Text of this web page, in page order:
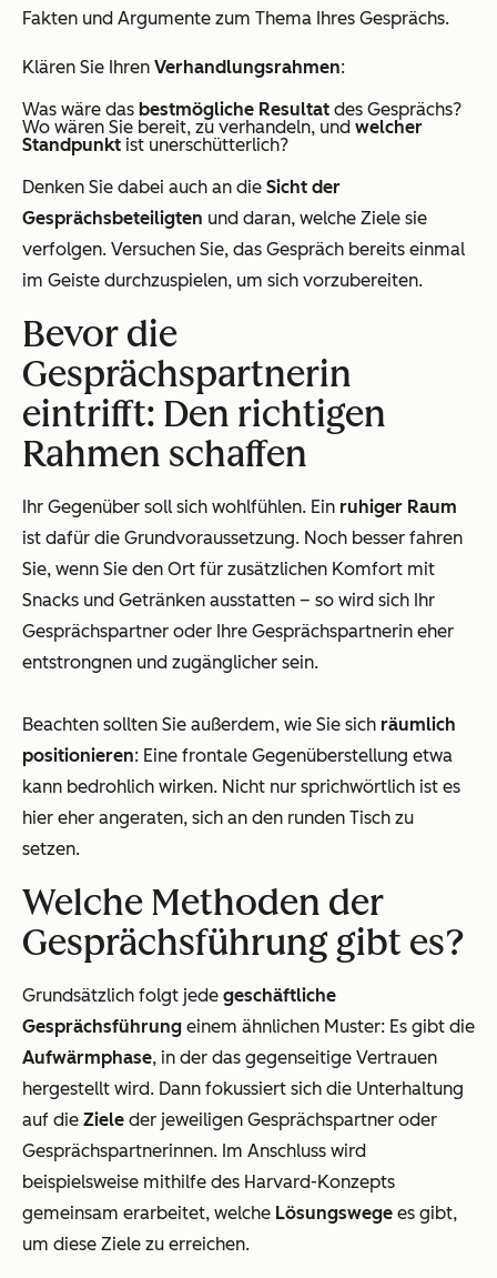
Fakten und Argumente zum Thema Ihres Gesprächs.
Klären Sie Ihren Verhandlungsrahmen:
Was wäre das bestmögliche Resultat des Gesprächs?
Wo wären Sie bereit, zu verhandeln, und welcher
Standpunkt ist unerschütterlich?
Denken Sie dabei auch an die Sicht der
Gesprächsbeteiligten und daran, welche Ziele sie
verfolgen. Versuchen Sie, das Gespräch bereits einmal
im Geiste durchzuspielen, um sich vorzubereiten.
Bevor die
Gesprächspartnerin
eintrifft: Den richtigen
Rahmen schaffen
Ihr Gegenüber soll sich wohlfühlen. Ein ruhiger Raum
ist dafür die Grundvoraussetzung. Noch besser fahren
Sie, wenn Sie den Ort für zusätzlichen Komfort mit
Snacks und Getränken ausstatten – so wird sich Ihr
Gesprächspartner oder Ihre Gesprächspartnerin eher
entstrongnen und zugänglicher sein.
Beachten sollten Sie außerdem, wie Sie sich räumlich
positionieren: Eine frontale Gegenüberstellung etwa
kann bedrohlich wirken. Nicht nur sprichwörtlich ist es
hier eher angeraten, sich an den runden Tisch zu
setzen.
Welche Methoden der
Gesprächsführung gibt es?
Grundsätzlich folgt jede geschäftliche
Gesprächsführung einem ähnlichen Muster: Es gibt die
Aufwärmphase, in der das gegenseitige Vertrauen
hergestellt wird. Dann fokussiert sich die Unterhaltung
auf die Ziele der jeweiligen Gesprächspartner oder
Gesprächspartnerinnen. Im Anschluss wird
beispielsweise mithilfe des Harvard-Konzepts
gemeinsam erarbeitet, welche Lösungswege es gibt,
um diese Ziele zu erreichen.